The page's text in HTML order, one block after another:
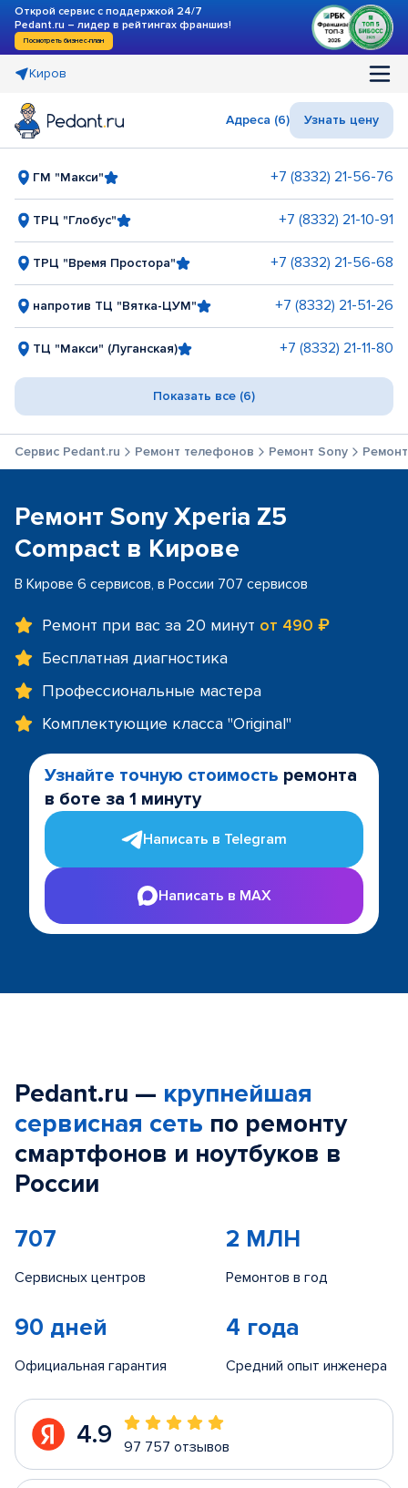
Открой сервис с поддержкой 24/7
Pedant.ru – лидер в рейтингах франшиз!
Посмотреть бизнес-план
Киров
Адреса (6) Узнать цену
ГМ "Макси" +7 (8332) 21-56-76
ТРЦ "Глобус" +7 (8332) 21-10-91
ТРЦ "Время Простора" +7 (8332) 21-56-68
напротив ТЦ "Вятка-ЦУМ" +7 (8332) 21-51-26
ТЦ "Макси" (Луганская) +7 (8332) 21-11-80
Показать все (6)
Сервис Pedant.ru Ремонт телефонов Ремонт Sony
Ремонт Sony Xperia Z5
Compact в Кирове
В Кирове 6 сервисов, в России 707 сервисов
Ремонт при вас за 20 минут от 490 ₽
Бесплатная диагностика
Профессиональные мастера
Комплектующие класса "Original"
Узнайте точную стоимость ремонта
в боте за 1 минуту
Написать в Telegram
Написать в MAX
Pedant.ru — крупнейшая
сервисная сеть по ремонту
смартфонов и ноутбуков в
России
707
Сервисных центров
2 МЛН
Ремонтов в год
90 дней
Официальная гарантия
4 года
Средний опыт инженера
4.9 97 757 отзывов